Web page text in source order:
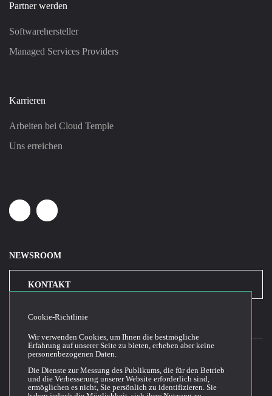
Partner werden
Softwarehersteller
Managed Services Providers
Karrieren
Arbeiten bei Cloud Temple
Uns erreichen
LinkedinYoutube
NEWSROOM
KONTAKT
2026© Cloud Temple
Allgemeine Bedingungen für die Nutzung der Website
Cookie-Richtlinie
Wir verwenden Cookies, um Ihnen die bestmögliche
Erfahrung auf unserer Seite zu bieten, erheben aber keine
personenbezogenen Daten.
Die Dienste zur Messung des Publikums, die für den Betrieb
und die Verbesserung unserer Website erforderlich sind,
ermöglichen es nicht, Sie persönlich zu identifizieren. Sie